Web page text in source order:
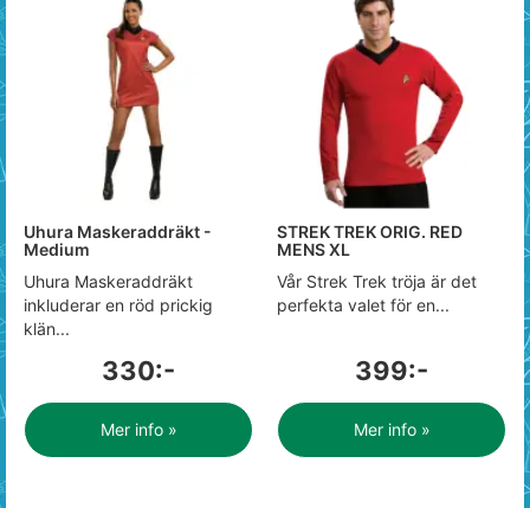
Uhura Maskeraddräkt -
Medium
Uhura Maskeraddräkt
inkluderar en röd prickig
klän...
330:-
Mer info »
STREK TREK ORIG. RED
MENS XL
Vår Strek Trek tröja är det
perfekta valet för en...
399:-
Mer info »